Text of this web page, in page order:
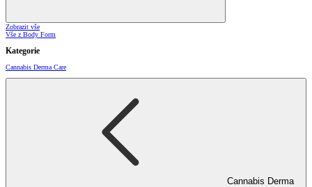
Zobrazit vše
Vše z Body Form
Kategorie
Cannabis Derma Care
Cannabis Derma